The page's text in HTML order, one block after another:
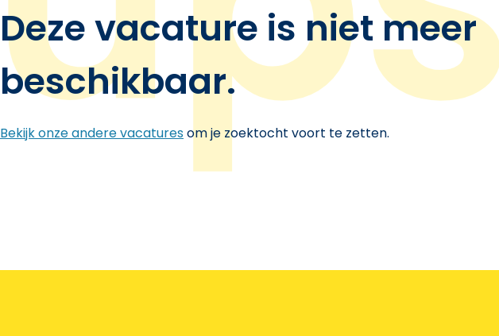
Deze vacature is niet meer
beschikbaar.
Bekijk onze andere vacaturesom je zoektocht voort te zetten.